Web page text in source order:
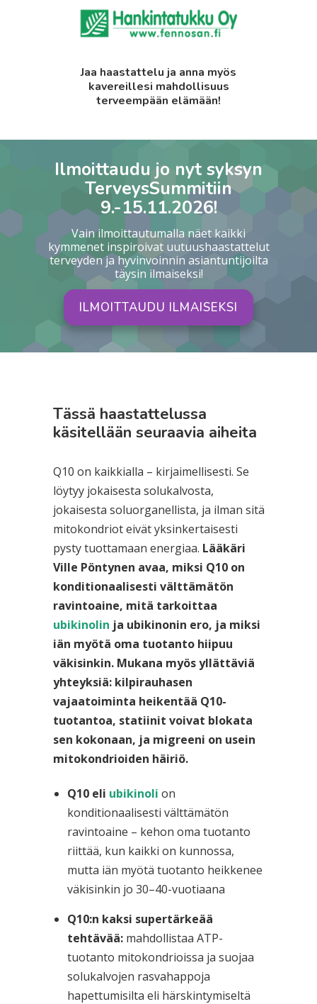
Jaa haastattelu ja anna myös
kavereillesi mahdollisuus
terveempään elämään!
Ilmoittaudu jo nyt syksyn
TerveysSummitiin
9.-15.11.2026!
Vain ilmoittautumalla näet kaikki
kymmenet inspiroivat uutuushaastattelut
terveyden ja hyvinvoinnin asiantuntijoilta
täysin ilmaiseksi!
ILMOITTAUDU ILMAISEKSI
Tässä haastattelussa
käsitellään seuraavia aiheita
Q10 on kaikkialla – kirjaimellisesti. Se
löytyy jokaisesta solukalvosta,
jokaisesta soluorganellista, ja ilman sitä
mitokondriot eivät yksinkertaisesti
pysty tuottamaan energiaa. Lääkäri
Ville Pöntynen avaa, miksi Q10 on
konditionaalisesti välttämätön
ravintoaine, mitä tarkoittaa
ubikinolin ja ubikinоnin ero, ja miksi
iän myötä oma tuotanto hiipuu
väkisinkin. Mukana myös yllättäviä
yhteyksiä: kilpirauhasen
vajaatoiminta heikentää Q10-
tuotantoa, statiinit voivat blokata
sen kokonaan, ja migreeni on usein
mitokondrioiden häiriö.
Q10 eli ubikinoli on
konditionaalisesti välttämätön
ravintoaine – kehon oma tuotanto
riittää, kun kaikki on kunnossa,
mutta iän myötä tuotanto heikkenee
väkisinkin jo 30–40-vuotiaana
Q10:n kaksi supertärkeää
tehtävää:mahdollistaa ATP-
tuotanto mitokondrioissa ja suojaa
solukalvojen rasvahappoja
hapettumisilta eli härskintymiseltä